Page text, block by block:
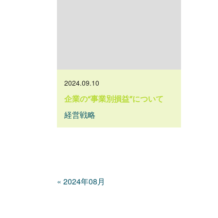
企業の“事業別損益”について
2024.09.10
経営戦略
« 2024年08月